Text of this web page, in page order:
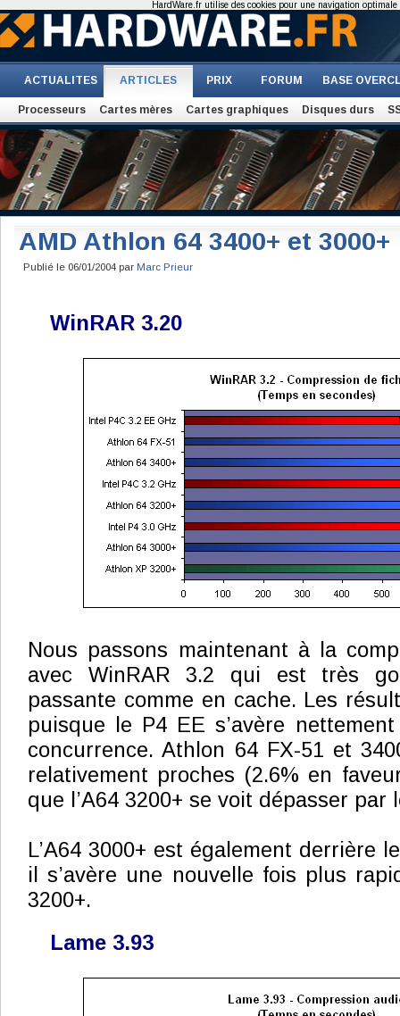
ACTUALITES ARTICLES PRIX FORUM BASE
Processeurs Cartes mères Cartes graphiques Disques durs
AMD Athlon 64 3400+ et 3000+
Publié le 06/01/2004 par Marc Prieur
WinRAR 3.20
Nous passons maintenant à la
avec WinRAR 3.2 qui est très
passante comme en cache. Les
puisque le P4 EE s’avère
concurrence. Athlon 64 FX-51 et
relativement proches (2.6% en
que l’A64 3200+ se voit dépasser par
L’A64 3000+ est également derrière
il s’avère une nouvelle fois plus
3200+.
Lame 3.93
HardWare.fr utilise des cookies pour une navigation